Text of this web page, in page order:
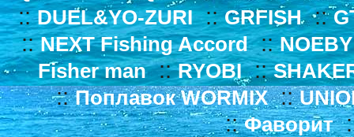
::DUEL&YO-ZURI ::GRFISH::
::NEXT Fishing Accord::NOEBY
Fisher man::RYOBI ::
::Поплавок WORMIX::
::Фаворит